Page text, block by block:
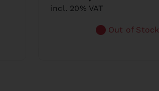
incl. 20% VAT
Out of Stock